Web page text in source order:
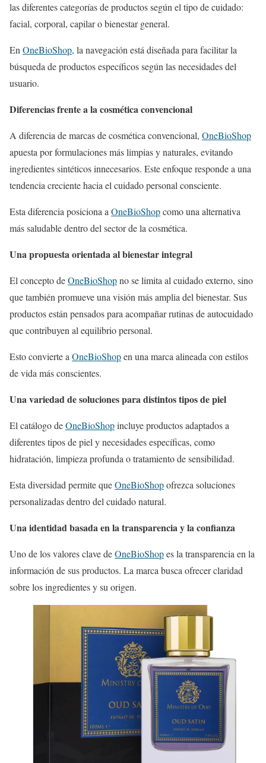
las diferentes categorías de productos según el tipo de cuidado:
facial, corporal, capilar o bienestar general.
En OneBioShop, la navegación está diseñada para facilitar la
búsqueda de productos específicos según las necesidades del
usuario.
Diferencias frente a la cosmética convencional
A diferencia de marcas de cosmética convencional, OneBioShop
apuesta por formulaciones más limpias y naturales, evitando
ingredientes sintéticos innecesarios. Este enfoque responde a una
tendencia creciente hacia el cuidado personal consciente.
Esta diferencia posiciona a OneBioShopcomo una alternativa
más saludable dentro del sector de la cosmética.
Una propuesta orientada al bienestar integral
El concepto deOneBioShopno se limita al cuidado externo, sino
que también promueve una visión más amplia del bienestar. Sus
productos están pensados para acompañar rutinas de autocuidado
que contribuyen al equilibrio personal.
Esto convierte a OneBioShopen una marca alineada con estilos
de vida más conscientes.
Una variedad de soluciones para distintos tipos de piel
El catálogo deOneBioShopincluye productos adaptados a
diferentes tipos de piel y necesidades específicas, como
hidratación, limpieza profunda o tratamiento de sensibilidad.
Esta diversidad permite queOneBioShopofrezca soluciones
personalizadas dentro del cuidado natural.
Una identidad basada en la transparencia y la confianza
Uno de los valores clave deOneBioShopes la transparencia en la
información de sus productos. La marca busca ofrecer claridad
sobre los ingredientes y su origen.